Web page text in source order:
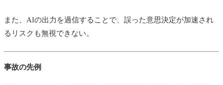
また、AIの出力を過信することで、誤った意思決定が加速され
るリスクも無視できない。
事故の先例